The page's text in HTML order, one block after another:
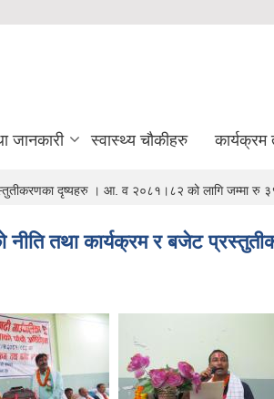
जानकारी स्वास्थ्य चौकीहरु कार्यक्रम
दृष्यहरु । आ‍. व २०८१।८२ को लागि जम्मा रु
तथा कार्यक्रम र बजेट